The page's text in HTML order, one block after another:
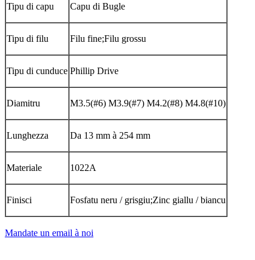
Tipu di capu Capu di Bugle
Tipu di filu Filu fine;Filu grossu
Tipu di cunduce Phillip Drive
Diamitru M3.5(#6) M3.9(#7) M4.2(#8) M4.8(#10)
Lunghezza Da 13 mm à 254 mm
Materiale 1022A
Finisci Fosfatu neru / grisgiu;Zinc giallu / biancu
Mandate un email à noi